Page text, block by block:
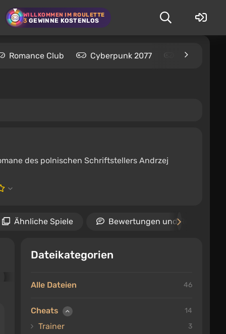
WILLKOMMEN IM ROULETTE
3 GEWINNE KOSTENLOS
Romance Club Cyberpunk 2077 Kingdom
des polnischen Schriftstellers Andrzej
Ähnliche Spiele Bewertungen und
Dateikategorien
Alle Dateien 46
Cheats 14
Trainer 3